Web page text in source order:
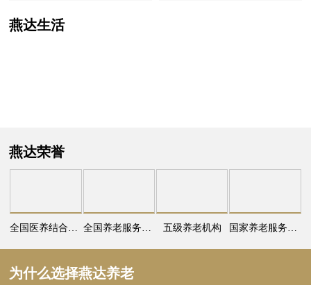
燕达生活
燕达荣誉
全国医养结合示范机构 全国养老服务先进单位 五级养老机构 国家养老服务业发展典型案例
为什么选择燕达养老